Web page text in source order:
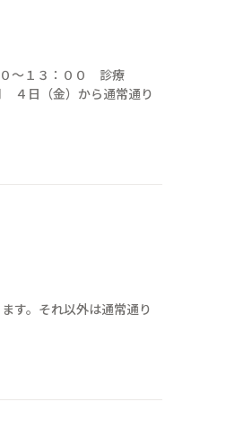
０〜１３：００ 診療
（金）から通常通り
す。それ以外は通常通り